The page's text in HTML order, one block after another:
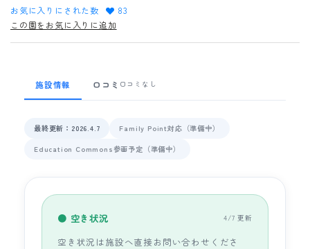
お気に入りにされた数
83
この園をお気に入りに追加
施設情報 口コミ 口コミなし
最終更新：2026.4.7
Family Point対応（準備中）
Education Commons参画予定（準備中）
● 空き状況 4/7 更新
空き状況は施設へ直接お問い合わせくださ